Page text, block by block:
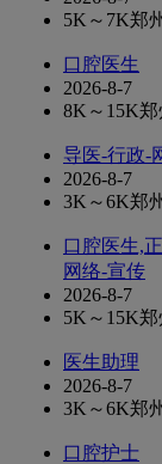
5K～7K郑
口腔医生
2026-8-7
8K～15K郑
导医-行政-
2026-8-7
3K～6K郑
口腔医生,
网络-宣传
2026-8-7
5K～15K郑
医生助理
2026-8-7
3K～6K郑
口腔护士